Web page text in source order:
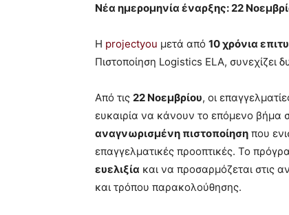
Νέα ημερομηνία έναρξης: 22
Η projectyou μετά από 10 χρόνια
Πιστοποίηση Logistics ELA, συνεχίζει
Από τις 22 Νοεμβρίου, οι
ευκαιρία να κάνουν το επόμενο βήμα
αναγνωρισμένη πιστοποίηση που
επαγγελματικές προοπτικές. Το
ευελιξία και να προσαρμόζεται στις
και τρόπου παρακολούθησης.